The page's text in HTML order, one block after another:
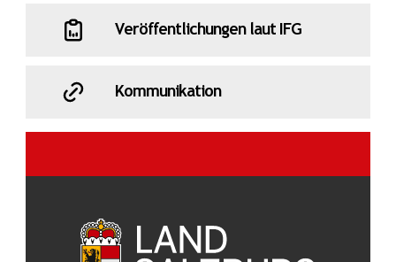
Veröffentlichungen laut IFG
Kommunikation